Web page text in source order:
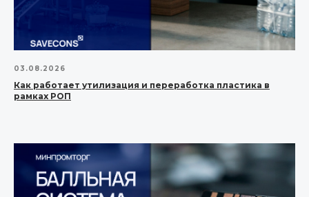
03.08.2026
Как работает утилизация и переработка пластика в
рамках РОП